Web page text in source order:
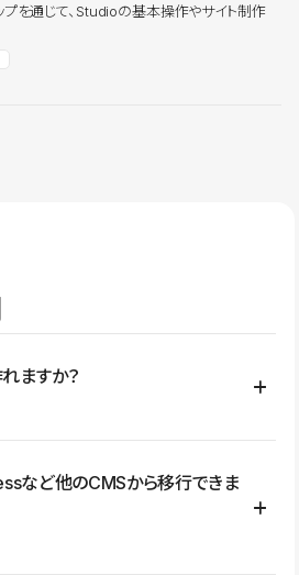
を通じて、Studioの基本操作やサイト制作
ますか？
ビスサイト、LP、採用サイト、ブロ
イト、店舗・商品紹介サイト、ポートフ
ます。
など他のCMSから移行できま